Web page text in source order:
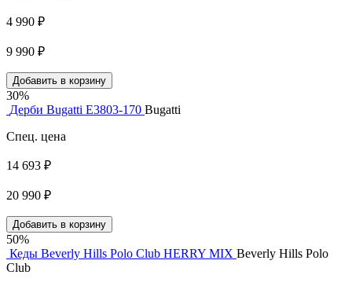
4 990 ₽
9 990 ₽
Добавить в корзину
30%
Дерби Bugatti E3803-170 Bugatti
Спец. цена
14 693 ₽
20 990 ₽
Добавить в корзину
50%
Кеды Beverly Hills Polo Club HERRY MIX Beverly Hills Polo
Club